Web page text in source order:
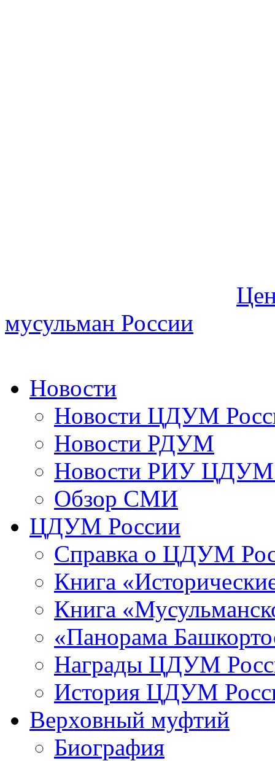
мусульман России
Новости
Новости ЦДУМ
Новости РДУМ
Новости РИУ ЦДУМ
Обзор СМИ
ЦДУМ России
Справка о ЦДУМ
Книга
Книга
«Панорама
Награды ЦДУМ
История ЦДУМ
Верховный муфтий
Биография